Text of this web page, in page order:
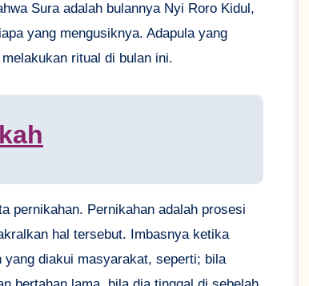
Sura adalah bulannya Nyi Roro Kidul,
yang mengusiknya. Adapula yang
ritual di bulan ini.
pernikahan. Pernikahan adalah prosesi
hal tersebut. Imbasnya ketika
yang diakui masyarakat, seperti; bila